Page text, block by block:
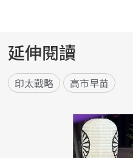
延伸閱讀
印太戰略 高市早苗